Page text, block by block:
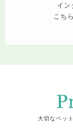
イン
こち
大切なペッ